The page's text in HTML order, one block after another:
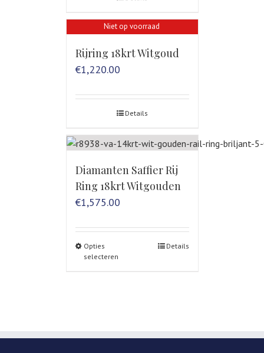
Niet op voorraad
Rijring 18krt Witgoud
€1,220.00
Details
Diamanten Saffier Rij
Ring 18krt Witgouden
€1,575.00
Opties
selecteren
Details